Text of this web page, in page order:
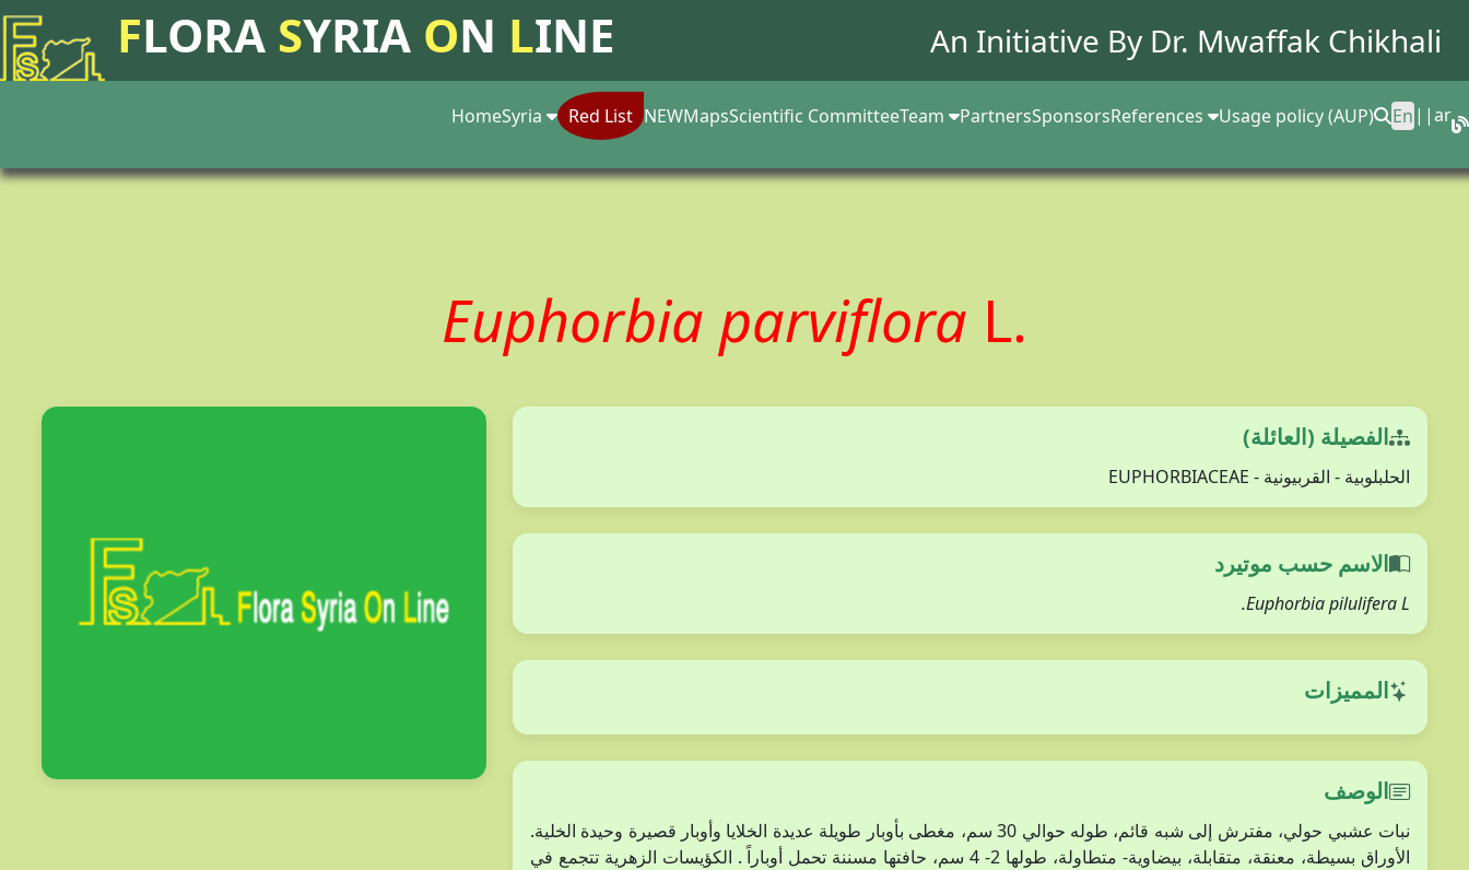
FLORA SYRIA ON LINE An Initiative By Dr. Mwaffak Chikhali
HomeSyria Red List NEWMapsScientific CommitteeTeam PartnersSponsorsReferences Usage policy (AUP) En ||ar
Euphorbia parviflora L.
الفصيلة (العائلة)
الحلبلوبية - القربيونية - EUPHORBIACEAE
الاسم حسب موتيرد
Euphorbia pilulifera L.
المميزات
الوصف
نبات عشبي حولي، مفترش إلى شبه قائم، طوله حوالي 30 سم، مغطى بأوبار طويلة عديدة الخلايا وأوبار قصيرة وحيدة الخلية.
الأوراق بسيطة، معنقة، متقابلة، بيضاوية- متطاولة، طولها 2- 4 سم، حافتها مسننة تحمل أوباراً . الكؤيسات الزهرية تتجمع في